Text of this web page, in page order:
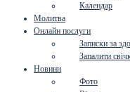
Календар
Молитва
Онлайн послуги
Записки за
Запалити
Новини
Фото